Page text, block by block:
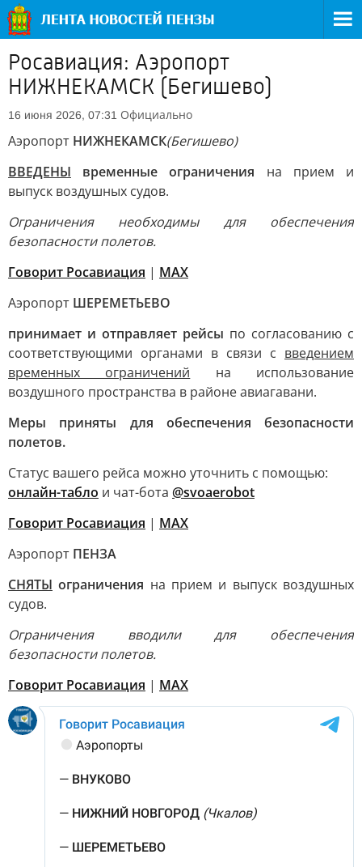
Росавиация: Аэропорт
НИЖНЕКАМСК (Бегишево)
16 июня 2026, 07:31 Официально
Аэропорт НИЖНЕКАМСК(Бегишево)
ВВЕДЕНЫ временные ограничения на прием и
выпуск воздушных судов.
Ограничения необходимы для обеспечения
безопасности полетов.
Говорит Росавиация | MАХ
Аэропорт ШЕРЕМЕТЬЕВО
принимает и отправляет рейсы по согласованию с
соответствующими органами в связи с введением
временных ограничений на использование
воздушного пространства в районе авиагавани.
Меры приняты для обеспечения безопасности
полетов.
Статус вашего рейса можно уточнить с помощью:
онлайн-табло и чат-бота @svoaerobot
Говорит Росавиация | МАХ
Аэропорт ПЕНЗА
СНЯТЫ ограничения на прием и выпуск воздушных
судов.
Ограничения вводили для обеспечения
безопасности полетов.
Говорит Росавиация | MAX